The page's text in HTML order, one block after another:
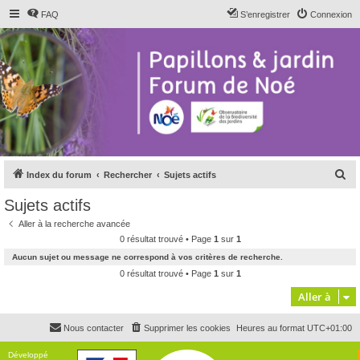
FAQ Connexion
S’enregistrer
Index du forum Rechercher Sujets actifs
c
h
e
Sujets actifs
Aller à la recherche avancée
0 résultat trouvé • Page 1 sur 1
Aucun sujet ou message ne correspond à vos critères de recherche.
0 résultat trouvé • Page 1 sur 1
Aller à
Heures au format UTC+01:00
Supprimer les cookies
Nous contacter
Développé